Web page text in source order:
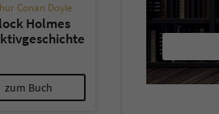
Conan Doyle
Holmes
zum Buch